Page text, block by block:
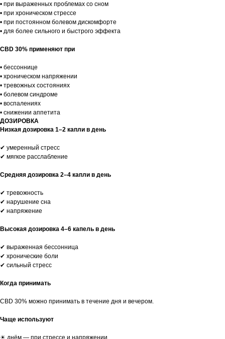
• при выраженных проблемах со сном
• при хроническом стрессе
• при постоянном болевом дискомфорте
• для более сильного и быстрого эффекта
CBD 30% применяют при
• бессоннице
• хроническом напряжении
• тревожных состояниях
• болевом синдроме
• воспалениях
• снижении аппетита
ДОЗИРОВКА
Низкая дозировка 1–2 капли в день
✔ умеренный стресс
✔ мягкое расслабление
Средняя дозировка 2–4 капли в день
✔ тревожность
✔ нарушение сна
✔ напряжение
Высокая дозировка 4–6 капель в день
✔ выраженная бессонница
✔ хронические боли
✔ сильный стресс
Когда принимать
CBD 30% можно принимать в течение дня и вечером.
Чаще используют